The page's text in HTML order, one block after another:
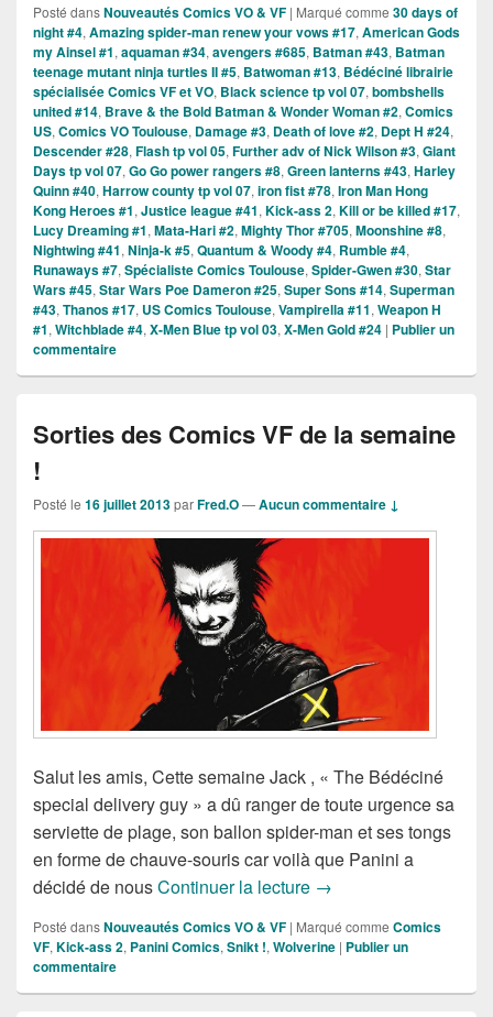
Posté dansNouveautés Comics VO & VF | Marqué comme 30 days of
night #4, Amazing spider-man renew your vows #17, American Gods
my Ainsel #1, aquaman #34, avengers #685, Batman #43, Batman
teenage mutant ninja turtles II #5, Batwoman #13, Bédéciné librairie
spécialisée Comics VF et VO, Black science tp vol 07, bombshells
united #14, Brave & the Bold Batman & Wonder Woman #2, Comics
US, Comics VO Toulouse, Damage #3, Death of love #2, Dept H #24,
Descender #28, Flash tp vol 05, Further adv of Nick Wilson #3, Giant
Days tp vol 07, Go Go power rangers #8, Green lanterns #43, Harley
Quinn #40, Harrow county tp vol 07, iron fist #78, Iron Man Hong
Kong Heroes #1, Justice league #41, Kick-ass 2, Kill or be killed #17,
Lucy Dreaming #1, Mata-Hari #2, Mighty Thor #705, Moonshine #8,
Nightwing #41, Ninja-k #5, Quantum & Woody #4, Rumble #4,
Runaways #7, Spécialiste Comics Toulouse, Spider-Gwen #30, Star
Wars #45, Star Wars Poe Dameron #25, Super Sons #14, Superman
#43, Thanos #17, US Comics Toulouse, Vampirella #11, Weapon H
#1, Witchblade #4, X-Men Blue tp vol 03, X-Men Gold #24 | Publier un
commentaire
Sorties des Comics VF de la semaine
!
Posté le 16 juillet 2013parFred.O—Aucun commentaire ↓
Salut les amis, Cette semaine Jack , « The Bédéciné
special delivery guy » a dû ranger de toute urgence sa
serviette de plage, son ballon spider-man et ses tongs
en forme de chauve-souris car voilà que Panini a
décidé de nousContinuer la lecture Sorties des Comics
→
Posté dansNouveautés Comics VO & VF | Marqué comme Comics
VF,Kick-ass 2, Panini Comics,Snikt !,Wolverine | Publier un
commentaire